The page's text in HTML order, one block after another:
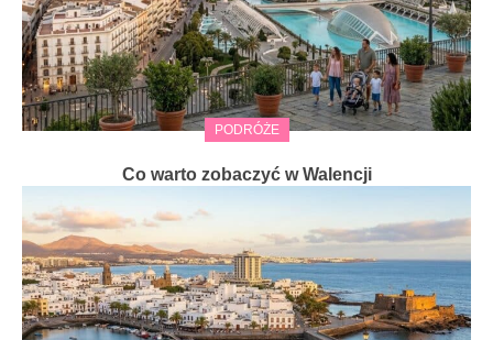
PODRÓŻE
Co warto zobaczyć w Walencji